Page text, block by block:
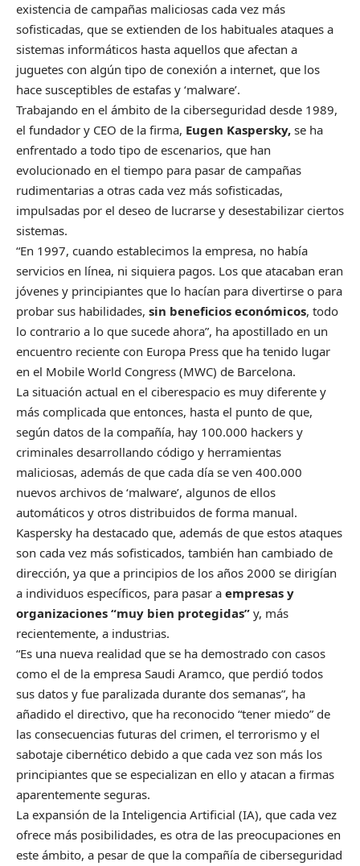
existencia de campañas maliciosas cada vez más
sofisticadas, que se extienden de los habituales ataques a
sistemas informáticos hasta aquellos que afectan a
juguetes con algún tipo de conexión a internet, que los
hace susceptibles de estafas y ‘malware’.
Trabajando en el ámbito de la ciberseguridad desde 1989,
el fundador y CEO de la firma, Eugen Kaspersky, se ha
enfrentado a todo tipo de escenarios, que han
evolucionado en el tiempo para pasar de campañas
rudimentarias a otras cada vez más sofisticadas,
impulsadas por el deseo de lucrarse y desestabilizar ciertos
sistemas.
“En 1997, cuando establecimos la empresa, no había
servicios en línea, ni siquiera pagos. Los que atacaban eran
jóvenes y principiantes que lo hacían para divertirse o para
probar sus habilidades, sin beneficios económicos, todo
lo contrario a lo que sucede ahora”, ha apostillado en un
encuentro reciente con Europa Press que ha tenido lugar
en el Mobile World Congress (MWC) de Barcelona.
La situación actual en el ciberespacio es muy diferente y
más complicada que entonces, hasta el punto de que,
según datos de la compañía, hay 100.000 hackers y
criminales desarrollando código y herramientas
maliciosas, además de que cada día se ven 400.000
nuevos archivos de ‘malware’, algunos de ellos
automáticos y otros distribuidos de forma manual.
Kaspersky ha destacado que, además de que estos ataques
son cada vez más sofisticados, también han cambiado de
dirección, ya que a principios de los años 2000 se dirigían
a individuos específicos, para pasar a empresas y
organizaciones “muy bien protegidas” y, más
recientemente, a industrias.
“Es una nueva realidad que se ha demostrado con casos
como el de la empresa Saudi Aramco, que perdió todos
sus datos y fue paralizada durante dos semanas”, ha
añadido el directivo, que ha reconocido “tener miedo” de
las consecuencias futuras del crimen, el terrorismo y el
sabotaje cibernético debido a que cada vez son más los
principiantes que se especializan en ello y atacan a firmas
aparentemente seguras.
La expansión de la Inteligencia Artificial (IA), que cada vez
ofrece más posibilidades, es otra de las preocupaciones en
este ámbito, a pesar de que la compañía de ciberseguridad